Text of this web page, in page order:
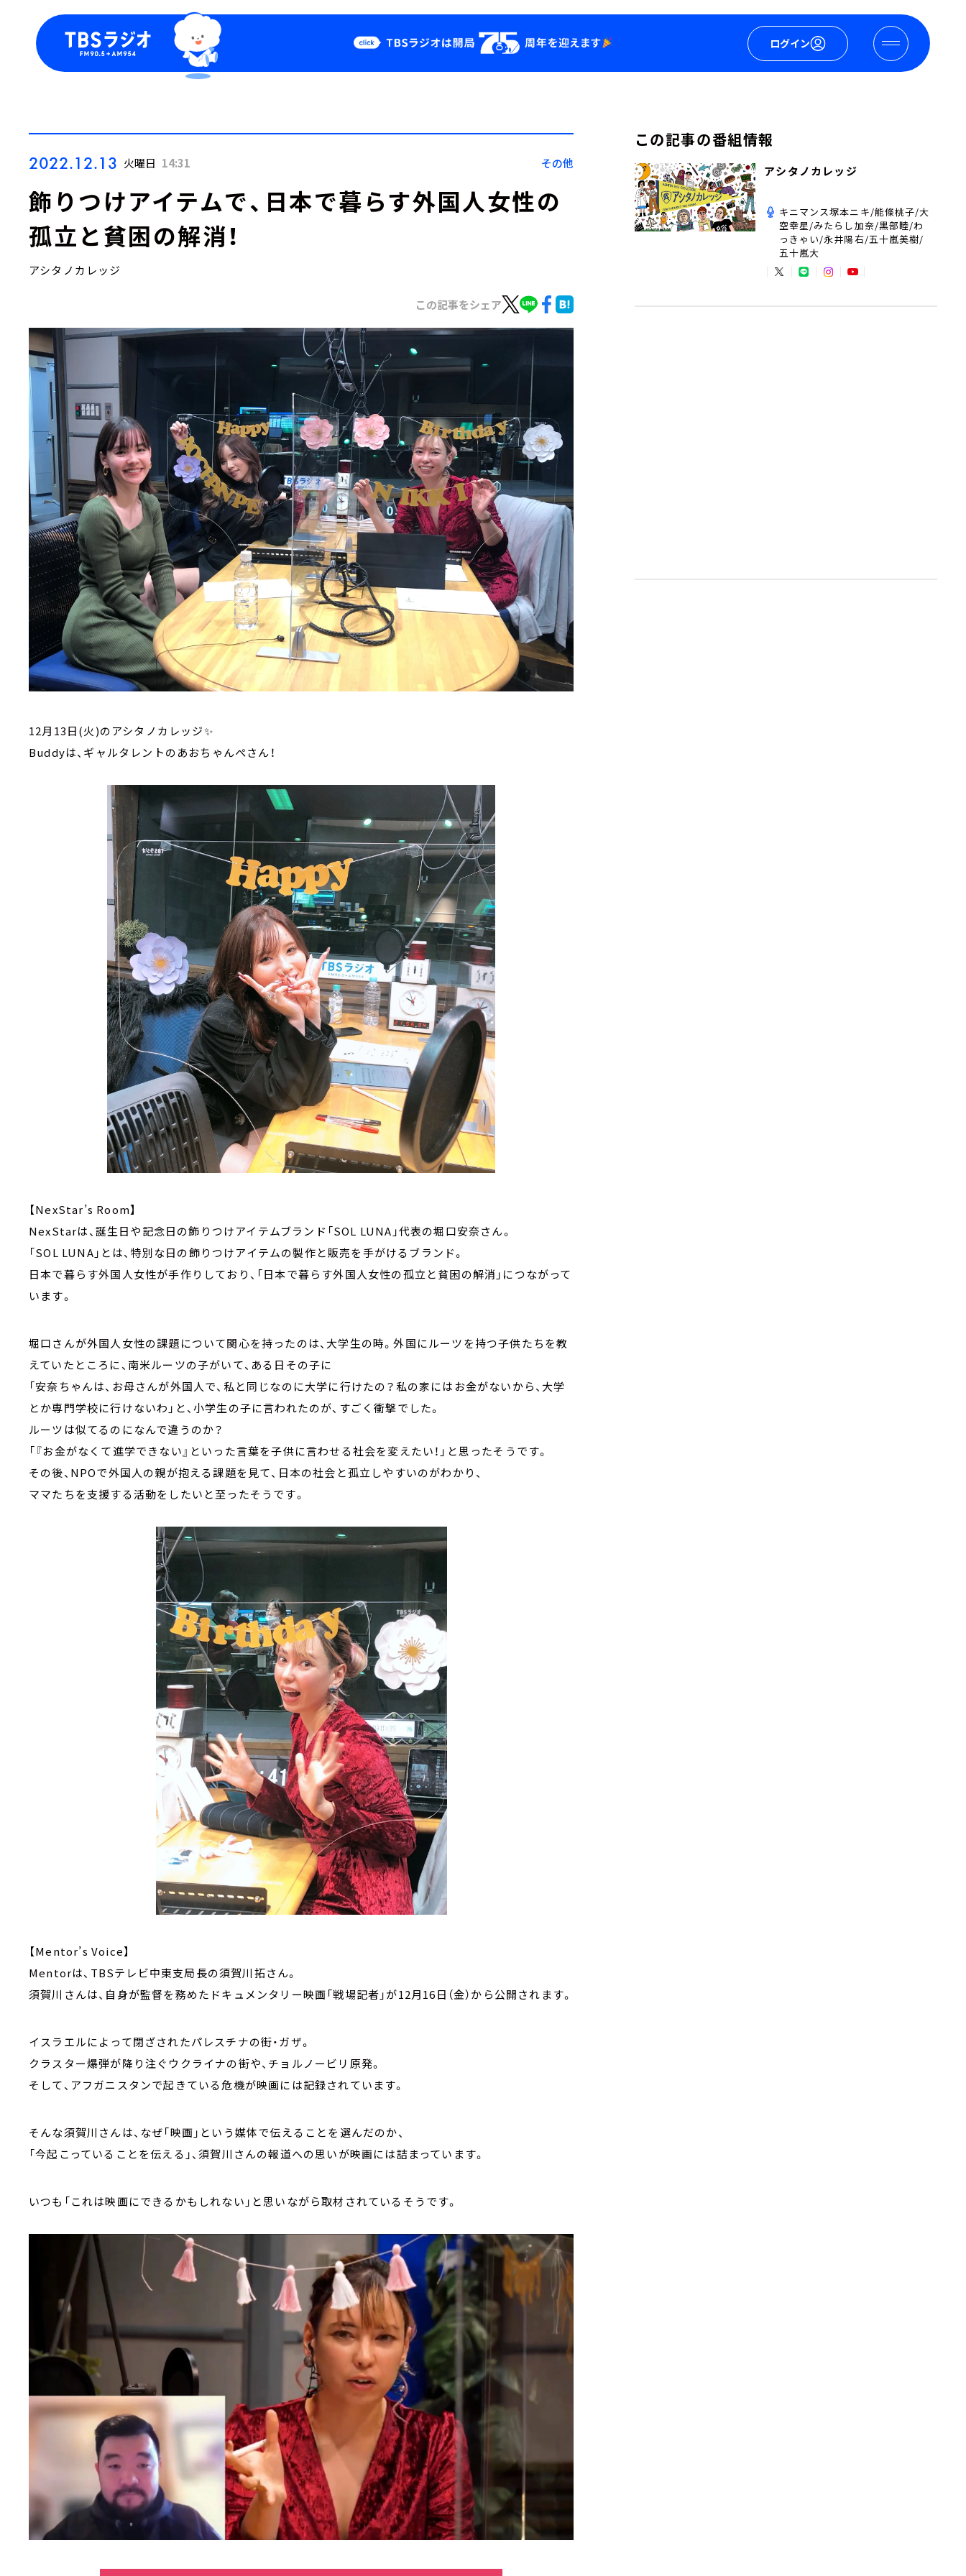
ログイン
Podcast
YouTube
2022.12.13 火曜日 14:31 その他
飾りつけアイテムで、日本で暮らす外国人女性の
孤立と貧困の解消！
アシタノカレッジ
この記事をシェア
12月13日(火)のアシタノカレッジ✨
Buddyは、ギャルタレントのあおちゃんぺさん！
【NexStar’s Room】
NexStarは、誕生日や記念日の飾りつけアイテムブランド「SOL LUNA」代表の堀口安奈さん。
「SOL LUNA」とは、特別な日の飾りつけアイテムの製作と販売を手がけるブランド。
日本で暮らす外国人女性が手作りしており、「日本で暮らす外国人女性の孤立と貧困の解消」につながって
います。
堀口さんが外国人女性の課題について関心を持ったのは、大学生の時。外国にルーツを持つ子供たちを教
えていたところに、南米ルーツの子がいて、ある日その子に
「安奈ちゃんは、お母さんが外国人で、私と同じなのに大学に行けたの？私の家にはお金がないから、大学
とか専門学校に行けないわ」と、小学生の子に言われたのが、すごく衝撃でした。
ルーツは似てるのになんで違うのか？
「『お金がなくて進学できない』といった言葉を子供に言わせる社会を変えたい！」と思ったそうです。
その後、NPOで外国人の親が抱える課題を見て、日本の社会と孤立しやすいのがわかり、
ママたちを支援する活動をしたいと至ったそうです。
【Mentor’s Voice】
Mentorは、TBSテレビ中東支局長の須賀川拓さん。
須賀川さんは、自身が監督を務めたドキュメンタリー映画「戦場記者」が12月16日（金）から公開されます。
イスラエルによって閉ざされたパレスチナの街・ガザ。
クラスター爆弾が降り注ぐウクライナの街や、チョルノービリ原発。
そして、アフガニスタンで起きている危機が映画には記録されています。
そんな須賀川さんは、なぜ「映画」という媒体で伝えることを選んだのか、
「今起こっていることを伝える」、須賀川さんの報道への思いが映画には詰まっています。
いつも「これは映画にできるかもしれない」と思いながら取材されているそうです。
この記事の番組情報
アシタノカレッジ
キニマンス塚本ニキ/能條桃子/大
空幸星/みたらし加奈/黒部睦/わ
っきゃい/永井陽右/五十嵐美樹/
五十嵐大